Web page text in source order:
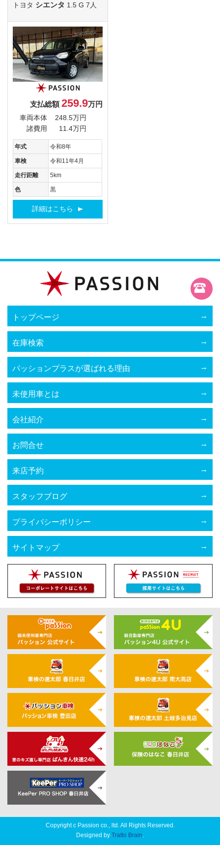
トヨタ シエンタ 1.5 G 7人
支払総額259.9万円
車両本体
248.5万円
諸費用
11.4万円
年式 令和8年
車検 令和11年4月
走行距離 5km
色 黒
詳細はこちら
トップページ
在庫検索
パッションプラスが選ばれる理由
未使用車とは
会社紹介
お問合せ
来店予約
スタッフブログ
プライバシーポリシー
サイトマップ
Copyright c Passion co., ltd. All Rights Reserved.
Designed by Tratto Brain.